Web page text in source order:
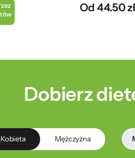
Od 44.50
Dobierz
Kobieta Mężczyzna